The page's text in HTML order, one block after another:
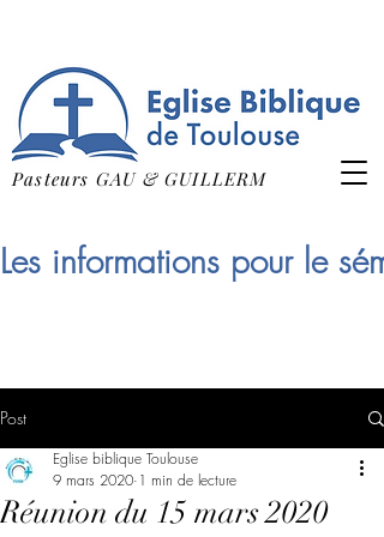
Pasteurs GAU & GUILLERM
Les informations pour le
Post
Réunion du 15 mars 2020
Eglise biblique Toulouse
9 mars 2020 1 min de lecture